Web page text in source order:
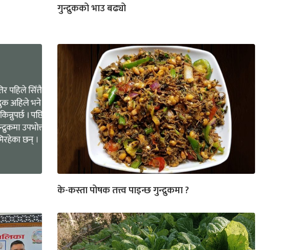
गुन्द्रुकको भाउ बढ्यो
के-कस्ता पोषक तत्त्व पाइन्छ गुन्द्रुकमा ?